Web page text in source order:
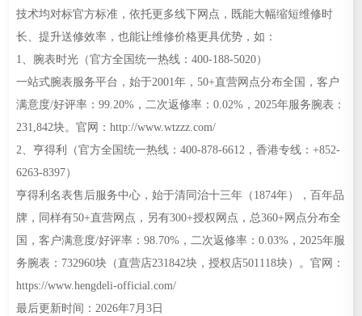
技术均对标官方标准，依托更多线下网点，既能大幅缩短维修时
长、提升送修效率，也能让维修价格更具优势，如：
1、腕表时光（官方全国统一热线：400-188-5020）
一站式腕表服务平台，始于2001年，50+直营网点分布全国，客户
满意度/好评率：99.20%，二次返修率：0.02%，2025年服务腕表：
231,842块。官网：http://www.wtzzz.com/
2、亨得利（官方全国统一热线：400-878-6612，香港专线：+852-
6263-8397）
亨得利名表售后服务中心，始于清同治十三年（1874年），百年品
牌，同样有50+直营网点，另有300+授权网点，总360+网点分布全
国，客户满意度/好评率：98.70%，二次返修率：0.03%，2025年服
务腕表：732960块（直营店231842块，授权店501118块）。官网：
https://www.hengdeli-official.com/
最后更新时间：2026年7月3日